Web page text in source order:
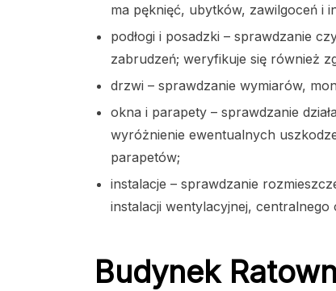
ma pęknięć, ubytków, zawilgoceń i
podłogi i posadzki – sprawdzanie
zabrudzeń; weryfikuje się również
drzwi – sprawdzanie wymiarów,
okna i parapety – sprawdzanie
wyróżnienie ewentualnych
parapetów;
instalacje – sprawdzanie
instalacji wentylacyjnej,
Budynek